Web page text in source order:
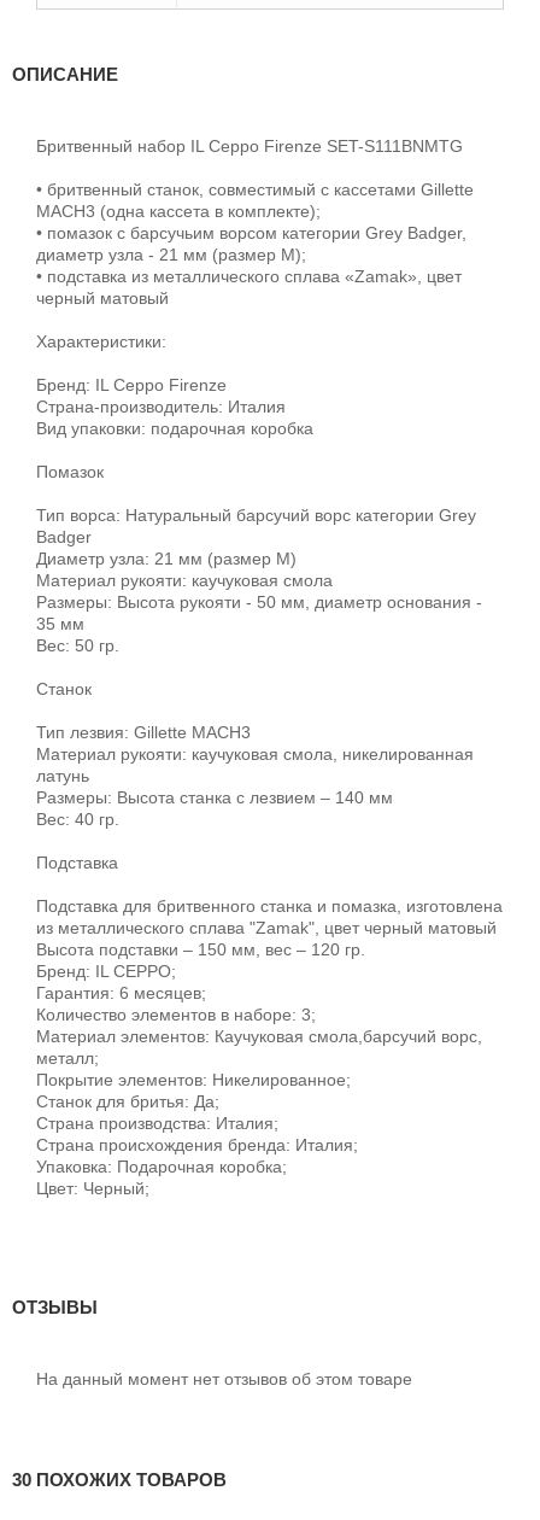
ОПИСАНИЕ
Бритвенный набор IL Ceppo Firenze SET-S111BNMTG
• бритвенный станок, совместимый с кассетами Gillette
MACH3 (одна кассета в комплекте);
• помазок с барсучьим ворсом категории Grey Badger,
диаметр узла - 21 мм (размер M);
• подставка из металлического сплава «Zamak», цвет
черный матовый
Характеристики:
Бренд: IL Ceppo Firenze
Страна-производитель: Италия
Вид упаковки: подарочная коробка
Помазок
Тип ворса: Натуральный барсучий ворс категории Grey
Badger
Диаметр узла: 21 мм (размер M)
Материал рукояти: каучуковая смола
Размеры: Высота рукояти - 50 мм, диаметр основания -
35 мм
Вес: 50 гр.
Станок
Тип лезвия: Gillette MACH3
Материал рукояти: каучуковая смола, никелированная
латунь
Размеры: Высота станка с лезвием – 140 мм
Вес: 40 гр.
Подставка
Подставка для бритвенного станка и помазка, изготовлена
из металлического сплава "Zamak", цвет черный матовый
Высота подставки – 150 мм, вес – 120 гр.
Бренд: IL CEPPO;
Гарантия: 6 месяцев;
Количество элементов в наборе: 3;
Материал элементов: Каучуковая смола,барсучий ворс,
металл;
Покрытие элементов: Никелированное;
Станок для бритья: Да;
Страна производства: Италия;
Страна происхождения бренда: Италия;
Упаковка: Подарочная коробка;
Цвет: Черный;
ОТЗЫВЫ
На данный момент нет отзывов об этом товаре
30 ПОХОЖИХ ТОВАРОВ